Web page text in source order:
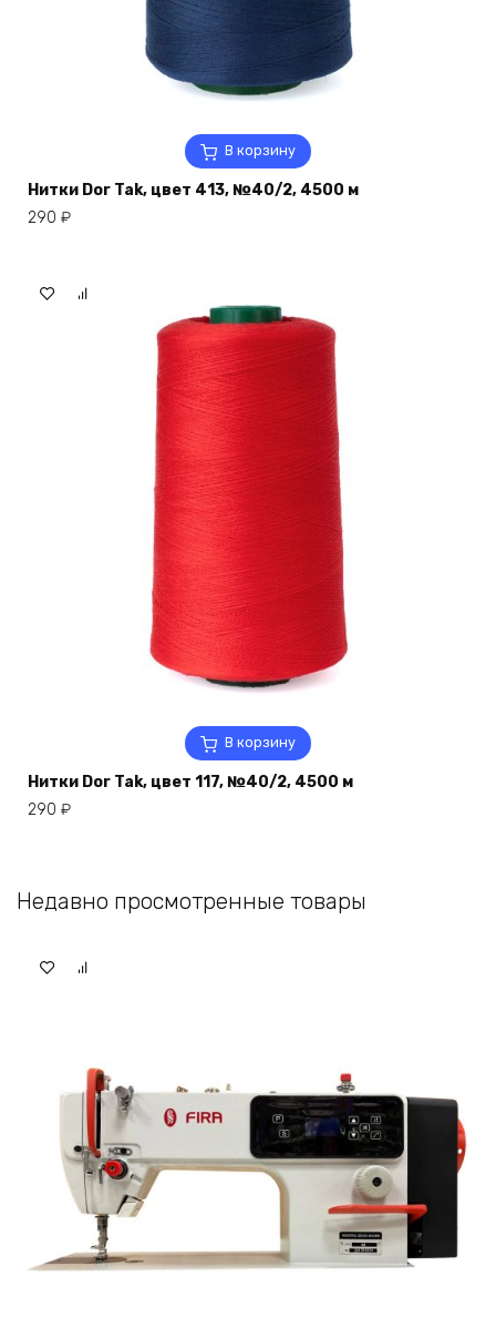
В корзину
Нитки Dor Tak, цвет 413, №40/2, 4500 м
290 ₽
В корзину
Нитки Dor Tak, цвет 117, №40/2, 4500 м
290 ₽
Недавно просмотренные товары